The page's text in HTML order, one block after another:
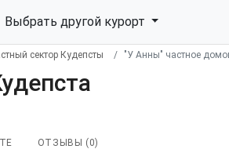
Выбрать другой курорт
сектор Кудепсты "У Анны" частное
ОТЗЫВЫ ( 0)